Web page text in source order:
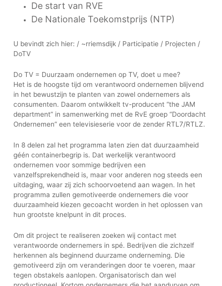
De start van RVE
De Nationale Toekomstprijs (NTP)
U bevindt zich hier: / ~rriemsdijk / Participatie / Projecten /
DoTV
Do TV = Duurzaam ondernemen op TV, doet u mee?
Het is de hoogste tijd om verantwoord ondernemen blijvend
in het bewustzijn te planten van zowel ondernemers als
consumenten. Daarom ontwikkelt tv-producent “the JAM
department” in samenwerking met de RvE groep “Doordacht
Ondernemen” een televisieserie voor de zender RTL7/RTLZ.
In 8 delen zal het programma laten zien dat duurzaamheid
géén containerbegrip is. Dat werkelijk verantwoord
ondernemen voor sommige bedrijven een
vanzelfsprekendheid is, maar voor anderen nog steeds een
uitdaging, waar zij zich schoorvoetend aan wagen. In het
programma zullen gemotiveerde ondernemers die voor
duurzaamheid kiezen gecoacht worden in het oplossen van
hun grootste knelpunt in dit proces.
Om dit project te realiseren zoeken wij contact met
verantwoorde ondernemers in spé. Bedrijven die zichzelf
herkennen als beginnend duurzame onderneming. Die
gemotiveerd zijn om veranderingen door te voeren, maar
tegen obstakels aanlopen. Organisatorisch dan wel